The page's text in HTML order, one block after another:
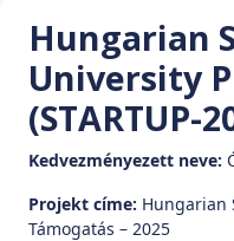
Hungarian
University
(STARTUP-
Kedvezményezett neve:
Projekt címe: Hungarian
Támogatás – 2025